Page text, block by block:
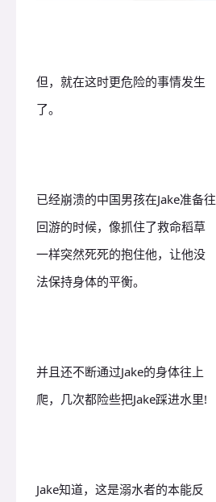
但，就在这时更危险的事情发生
了。
已经崩溃的中国男孩在Jake准备往
回游的时候，像抓住了救命稻草
一样突然死死的抱住他，让他没
法保持身体的平衡。
并且还不断通过Jake的身体往上
爬，几次都险些把Jake踩进水里!
Jake知道，这是溺水者的本能反